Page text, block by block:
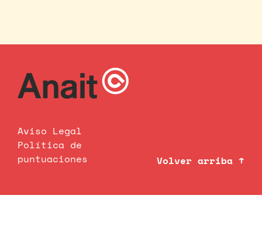
Aviso Legal
Política de
puntuaciones
Volver arriba ↑